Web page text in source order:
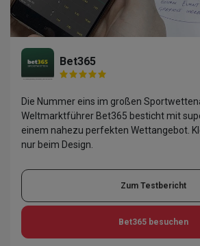
Bet365
Die Nummer eins im großen
Weltmarktführer Bet365 besticht mit
einem nahezu perfekten Wettangebot.
nur beim Design.
Zum Testbericht
Bet365 besuchen